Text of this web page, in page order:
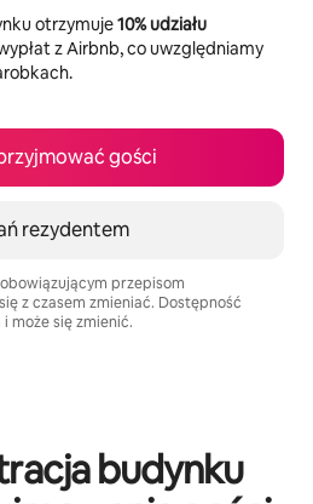
otrzymuje10% udziału
z Airbnb, co uwzględniamy
gości
rezydentem
przepisom
z czasem zmieniać. Dostępność
może się zmienić.
budynku